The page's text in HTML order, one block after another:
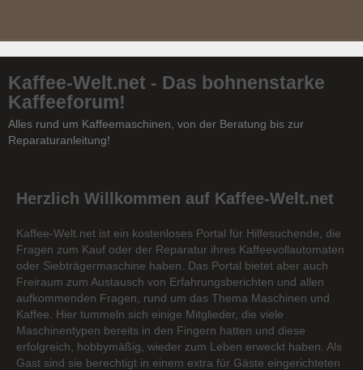
Kaffee-Welt.net - Das bohnenstarke
Kaffeeforum!
Alles rund um Kaffeemaschinen, von der Beratung bis zur
Reparaturanleitung!
Herzlich Willkommen auf Kaffee-Welt.net
Kaffee-Welt.net ist ein kostenloses Portal für Hilfesuchende, die
Fragen zum Kauf oder der Reparatur ihres Kaffeevollautomaten
oder Siebträgermaschine haben. Das Portal bietet aber auch
Freiraum zum Austausch von Erfahrungsberichten und allen
aufkommenden Fragen, rund um das Thema Maschinen und
Kaffee. Hier tummeln sich einige Mitglieder, die viele
Maschinentypen bereits in den Fingern hatten und diese
erfolgreich, hobbymäßig, wieder zum Leben erweckt haben. Als
Gast sind sie berechtigt in einem extra für Gäste eingerichteten